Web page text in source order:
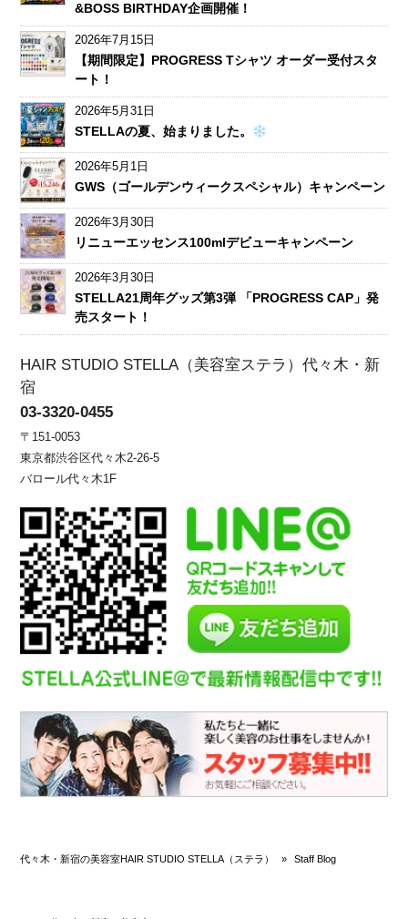
&BOSS BIRTHDAY企画開催！
2026年7月15日
【期間限定】PROGRESS Tシャツ オーダー受付スタ
ート！
2026年5月31日
STELLAの夏、始まりました。
2026年5月1日
GWS（ゴールデンウィークスペシャル）キャンペーン
2026年3月30日
リニューエッセンス100mlデビューキャンペーン
2026年3月30日
STELLA21周年グッズ第3弾 「PROGRESS CAP」発
売スタート！
HAIR STUDIO STELLA（美容室ステラ）代々木・新
宿
03-3320-0455
〒151-0053
東京都渋谷区代々木2-26-5
バロール代々木1F
代々木・新宿の美容室HAIR STUDIO STELLA（ステラ） » Staff Blog